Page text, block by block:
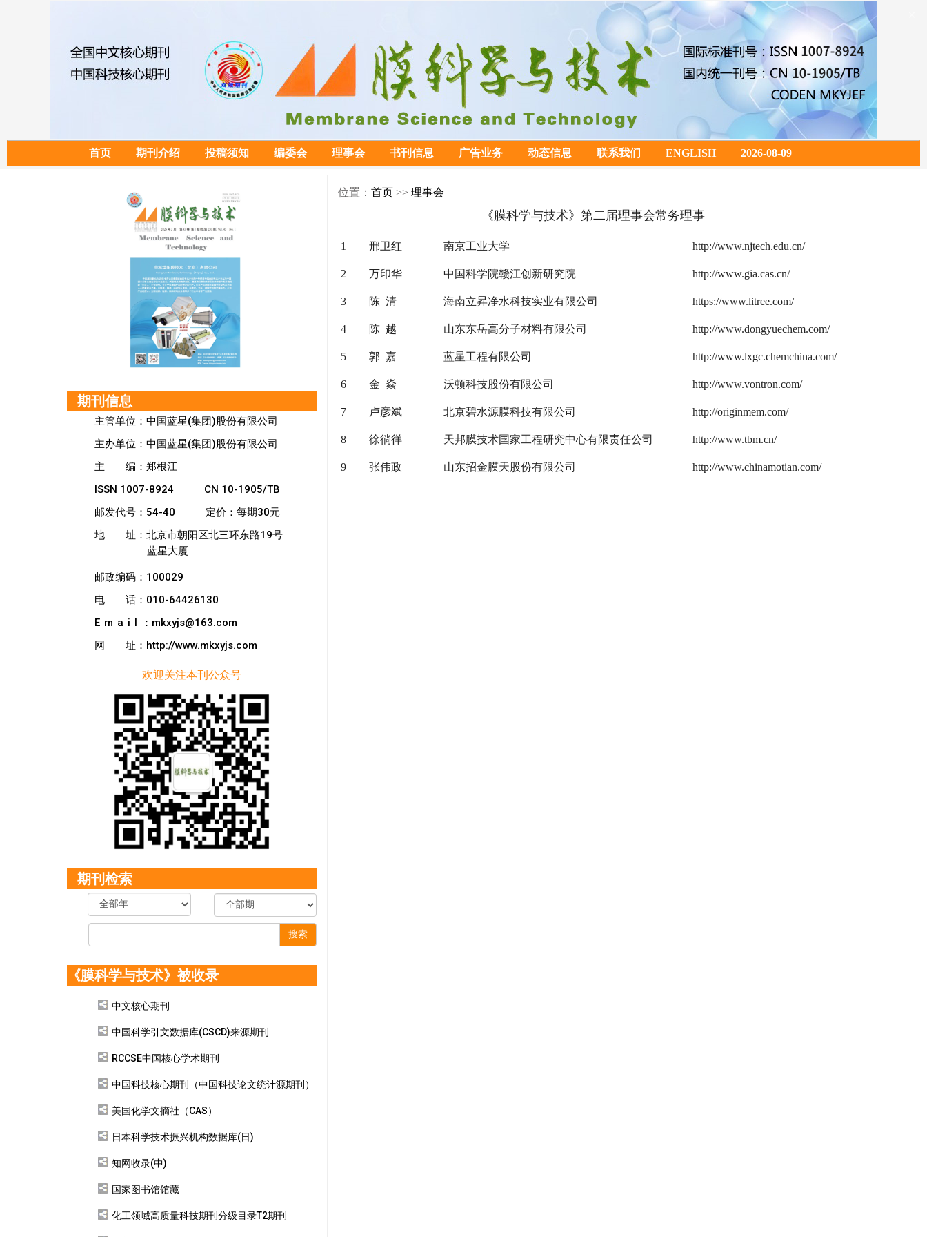
首页 期刊介绍 投稿须知 编委会 理事会 书刊信息 广告业务 动态信息 联系我们 ENGLISH 2026-08-09
期刊信息
主管单位：中国蓝星(集团)股份有限公司
主办单位：中国蓝星(集团)股份有限公司
主 编：郑根江
ISSN 1007-8924
CN 10-1905/TB
邮发代号：54-40
定价：每期30元
地 址：北京市朝阳区北三环东路19号
蓝星大厦
邮政编码：100029
电 话：010-64426130
Email
：mkxyjs@163.com
网 址：http://www.mkxyjs.com
欢迎关注本刊公众号
期刊检索
搜索
《膜科学与技术》被收录
中文核心期刊
中国科学引文数据库(CSCD)来源期刊
RCCSE中国核心学术期刊
中国科技核心期刊（中国科技论文统计源期刊）
美国化学文摘社（CAS）
日本科学技术振兴机构数据库(日)
知网收录(中)
国家图书馆馆藏
化工领域高质量科技期刊分级目录T2期刊
位置：首页 >>理事会
《膜科学与技术》第二届理事会常务理事
1 邢卫红 南京工业大学 http://www.njtech.edu.cn/
2 万印华 中国科学院赣江创新研究院 http://www.gia.cas.cn/
3 陈 清 海南立昇净水科技实业有限公司 https://www.litree.com/
4 陈 越 山东东岳高分子材料有限公司 http://www.dongyuechem.com/
5 郭 嘉 蓝星工程有限公司 http://www.lxgc.chemchina.com/
6 金 焱 沃顿科技股份有限公司 http://www.vontron.com/
7 卢彦斌 北京碧水源膜科技有限公司 http://originmem.com/
8 徐徜徉 天邦膜技术国家工程研究中心有限责任公司 http://www.tbm.cn/
9 张伟政 山东招金膜天股份有限公司 http://www.chinamotian.com/